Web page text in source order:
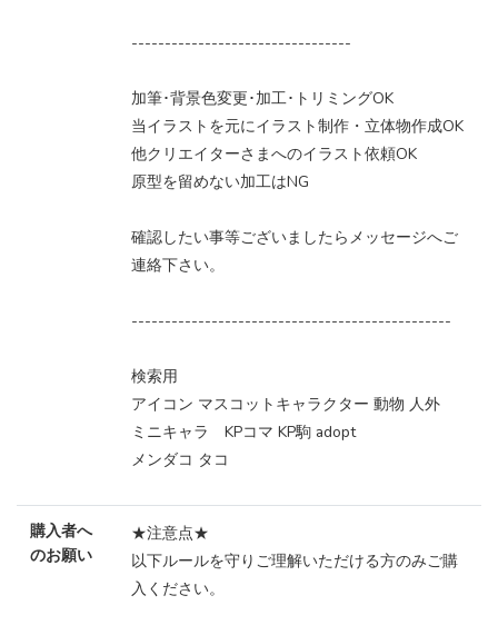
---------------------------------
加筆･背景色変更･加工･トリミングOK
当イラストを元にイラスト制作・立体物作成OK
他クリエイターさまへのイラスト依頼OK
原型を留めない加工はNG
確認したい事等ございましたらメッセージへご
連絡下さい。
------------------------------------------------
検索用
アイコン マスコットキャラクター 動物 人外
ミニキャラ KPコマ KP駒 adopt
メンダコ タコ
購入者へ
のお願い
★注意点★
以下ルールを守りご理解いただける方のみご購
入ください。